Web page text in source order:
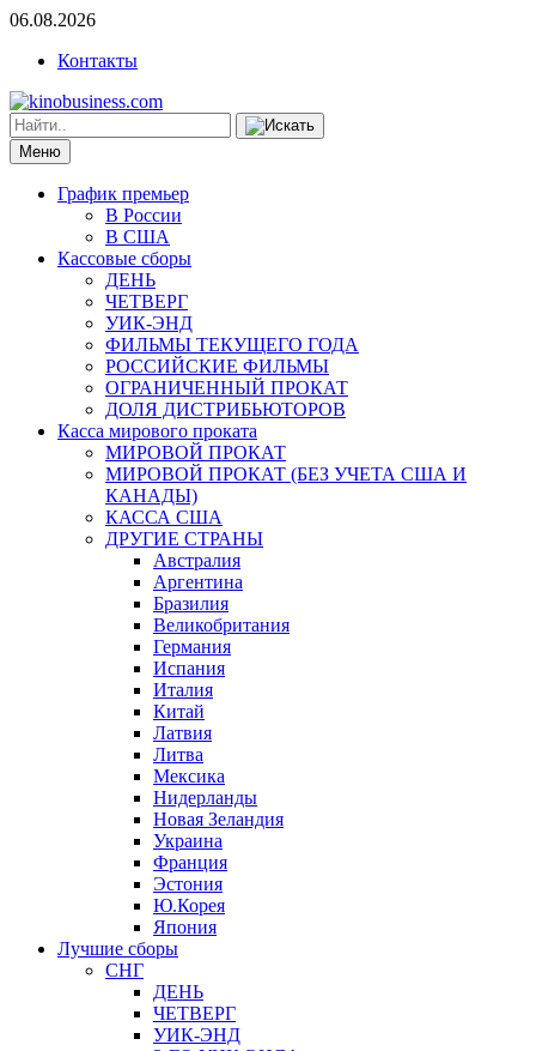
06.08.2026
Контакты
Меню
График премьер
В России
В США
Кассовые сборы
ДЕНЬ
ЧЕТВЕРГ
УИК-ЭНД
ФИЛЬМЫ ТЕКУЩЕГО ГОДА
РОССИЙСКИЕ ФИЛЬМЫ
ОГРАНИЧЕННЫЙ ПРОКАТ
ДОЛЯ ДИСТРИБЬЮТОРОВ
Касса мирового проката
МИРОВОЙ ПРОКАТ
МИРОВОЙ ПРОКАТ (БЕЗ УЧЕТА США И
КАНАДЫ)
КАССА США
ДРУГИЕ СТРАНЫ
Австралия
Аргентина
Бразилия
Великобритания
Германия
Испания
Италия
Китай
Латвия
Литва
Мексика
Нидерланды
Новая Зеландия
Украина
Франция
Эстония
Ю.Корея
Япония
Лучшие сборы
СНГ
ДЕНЬ
ЧЕТВЕРГ
УИК-ЭНД